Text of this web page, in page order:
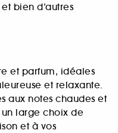
et bien d’autres
et parfum, idéales
et relaxante.
aux notes chaudes et
large choix de
et à vos